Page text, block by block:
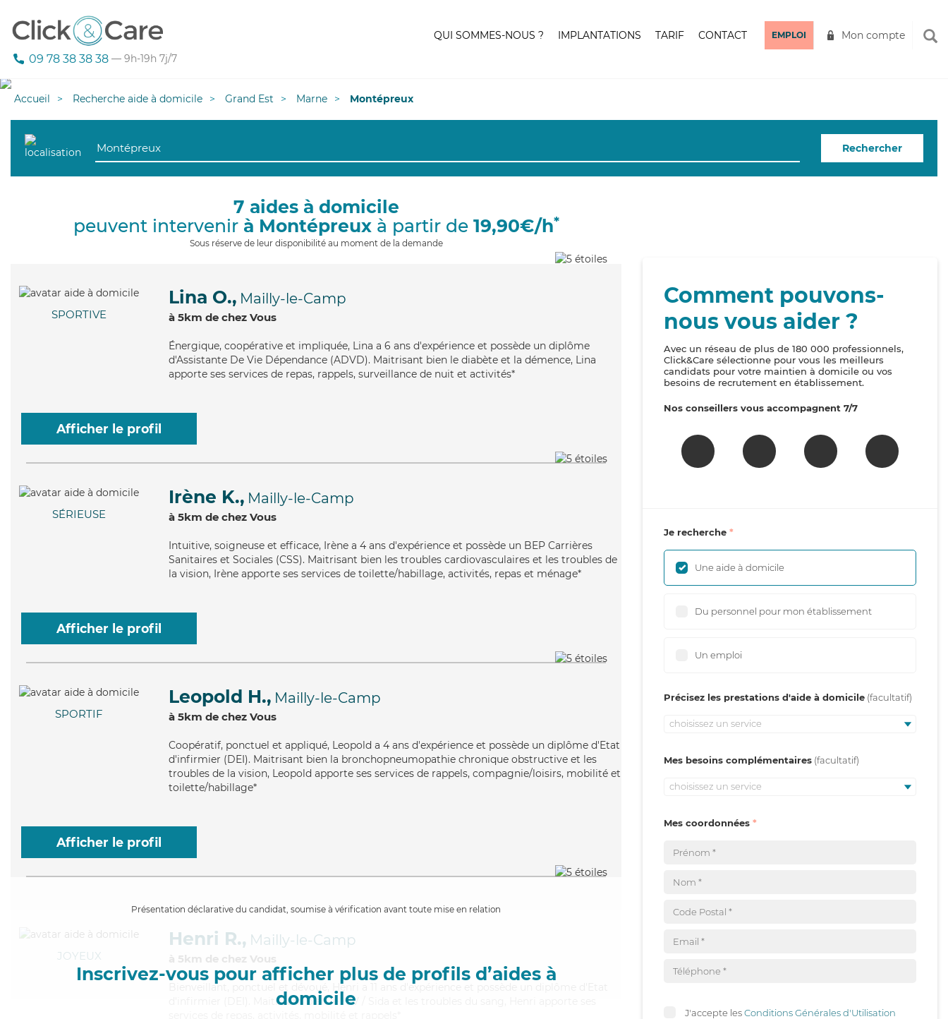
09 78 38 38 38 — 9h-19h 7j/7
QUI SOMMES-NOUS ? IMPLANTATIONS TARIF CONTACT EMPLOI Mon compte
Accueil Recherche aide à domicile Grand Est Marne Montépreux
Rechercher
7 aides à domicile
peuvent intervenir à Montépreuxà partir de 19,90€/h*
Sous réserve de leur disponibilité au moment de la demande
SPORTIVE
Lina O., Mailly-le-Camp
à 5km de chez Vous
Énergique, coopérative et impliquée, Lina a 6 ans d'expérience et possède un diplôme
d'Assistante De Vie Dépendance (ADVD). Maitrisant bien le diabète et la démence, Lina
apporte ses services de repas, rappels, surveillance de nuit et activités*
Afficher le profil
SÉRIEUSE
Irène K., Mailly-le-Camp
à 5km de chez Vous
Intuitive, soigneuse et efficace, Irène a 4 ans d'expérience et possède un BEP Carrières
Sanitaires et Sociales (CSS). Maitrisant bien les troubles cardiovasculaires et les troubles de
la vision, Irène apporte ses services de toilette/habillage, activités, repas et ménage*
Afficher le profil
SPORTIF
Leopold H., Mailly-le-Camp
à 5km de chez Vous
Coopératif, ponctuel et appliqué, Leopold a 4 ans d'expérience et possède un diplôme d'Etat
d'infirmier (DEI). Maitrisant bien la bronchopneumopathie chronique obstructive et les
troubles de la vision, Leopold apporte ses services de rappels, compagnie/loisirs, mobilité et
toilette/habillage*
Afficher le profil
Présentation déclarative du candidat, soumise à vérification avant toute mise en relation
Inscrivez-vous pour afficher plus de profils d’aides à
domicile
JOYEUX
Henri R., Mailly-le-Camp
à 5km de chez Vous
Bienveillant
, ponctuel et dévoué, Henri a 11 ans d'expérience et possède un diplôme d'Etat
d'infirmier (DEI). Maitrisant bien le HIV / Sida et les troubles du sang, Henri apporte ses
Comment pouvons-
nous vous aider ?
Avec un réseau de plus de 180 000 professionnels,
Click&Care sélectionne pour vous les meilleurs
candidats pour votre maintien à domicile ou vos
besoins de recrutement en établissement.
Nos conseillers vous accompagnent 7/7
Je recherche
Une aide à domicile
Du personnel pour mon établissement
Un emploi
Précisez les prestations d'aide à domicile
choisissez un service
Mes besoins complémentaires
choisissez un service
Mes coordonnées
J'accepte lesConditions Générales d'Utilisation